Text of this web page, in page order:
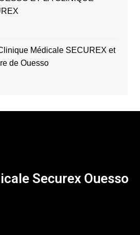
Médicale SECUREX et
de Ouesso
Securex Ouesso